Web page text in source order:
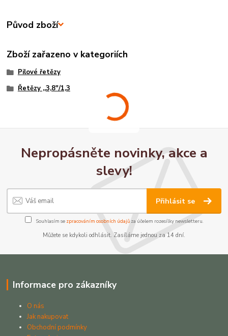
Původ zboží
Zboží zařazeno v kategoriích
Pilové řetězy
Řetězy ,,3,8"/1,3
Nepropásněte novinky, akce a
slevy!
Přihlásit se
Souhlasím se zpracováním osobních údajůza účelem rozesílky newsletteru.
Můžete se kdykoli odhlásit. Zasíláme jednou za 14 dní.
Informace pro zákazníky
O nás
Jak nakupovat
Obchodní podmínky